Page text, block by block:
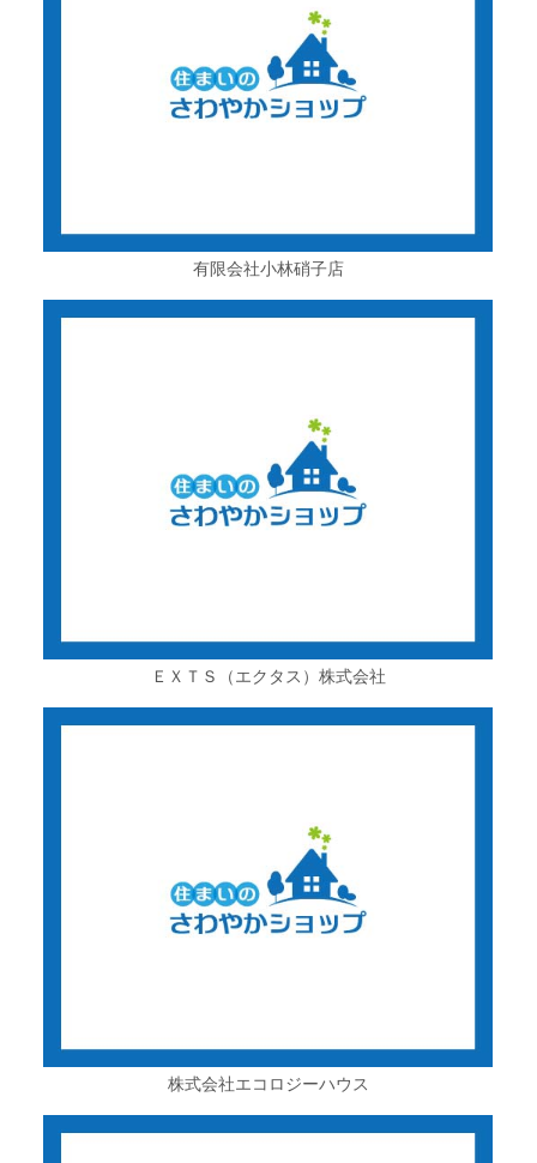
有限会社小林硝子店
ＥＸＴＳ（エクタス）株式会社
株式会社エコロジーハウス